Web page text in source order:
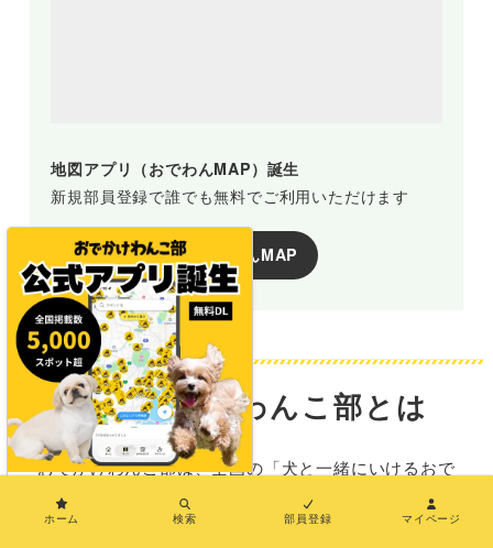
地図アプリ（おでわんMAP）誕生
新規部員登録で誰でも無料でご利用いただけます
おでわんMAP
おでかけわんこ部とは
おでかけわんこ部は、全国の「犬と一緒にいけるおで
かけ施設情報」を発信するメディアです。
SNSでも情報を発信中！ぜひフォローしてください
ホーム 検索 部員登録 マイページ